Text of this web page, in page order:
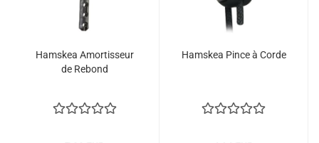
Hamskea Amortisseur
de Rebond
Hamskea Pince à Corde